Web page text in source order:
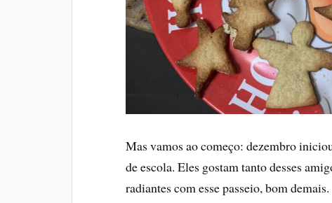
Mas vamos ao começo: dezembro
de escola. Eles gostam tanto desses
radiantes com esse passeio, bom demais.